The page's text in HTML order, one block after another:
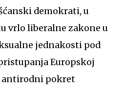
demokrati, u
vrlo liberalne zakone u
jednakosti pod
Europskoj
antirodni pokret